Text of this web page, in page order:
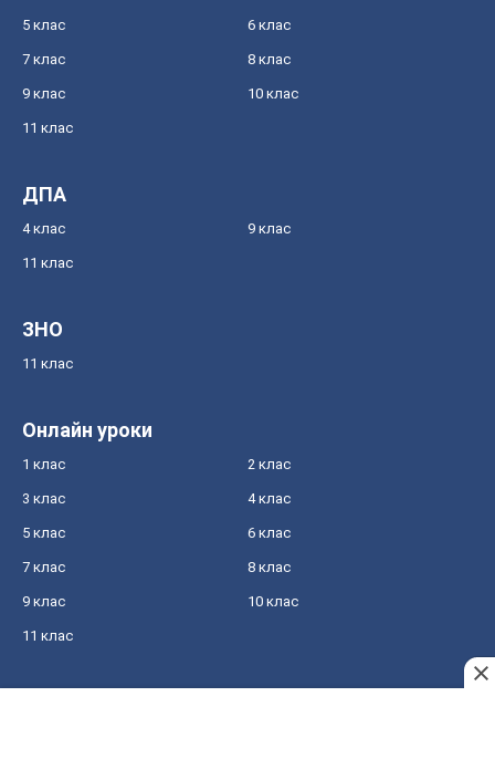
5 клас 6 клас
7 клас 8 клас
9 клас 10 клас
11 клас
ДПА
4 клас 9 клас
11 клас
ЗНО
11 клас
Онлайн уроки
1 клас 2 клас
3 клас 4 клас
5 клас 6 клас
7 клас 8 клас
9 клас 10 клас
11 клас